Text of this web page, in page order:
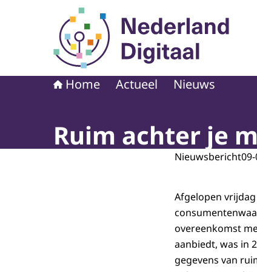
Naar de homepage van Nederland Digitaal
Home Actueel Nieuws
Ruim achter je
Nieuwsbericht
Afgelopen vrijdag
overeenkomst
aanbiedt, was in
gegevens van